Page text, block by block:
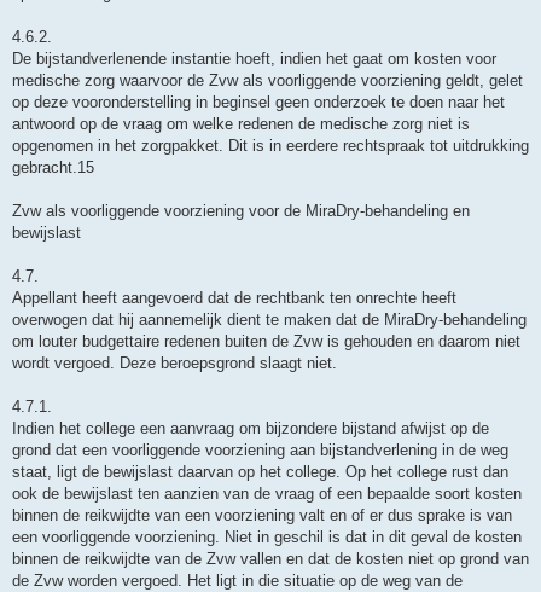
4.6.2.
De bijstandverlenende instantie hoeft, indien het gaat om kosten voor
medische zorg waarvoor de Zvw als voorliggende voorziening geldt, gelet
op deze vooronderstelling in beginsel geen onderzoek te doen naar het
antwoord op de vraag om welke redenen de medische zorg niet is
opgenomen in het zorgpakket. Dit is in eerdere rechtspraak tot uitdrukking
gebracht.15
Zvw als voorliggende voorziening voor de MiraDry-behandeling en
bewijslast
4.7.
Appellant heeft aangevoerd dat de rechtbank ten onrechte heeft
overwogen dat hij aannemelijk dient te maken dat de MiraDry-behandeling
om louter budgettaire redenen buiten de Zvw is gehouden en daarom niet
wordt vergoed. Deze beroepsgrond slaagt niet.
4.7.1.
Indien het college een aanvraag om bijzondere bijstand afwijst op de
grond dat een voorliggende voorziening aan bijstandverlening in de weg
staat, ligt de bewijslast daarvan op het college. Op het college rust dan
ook de bewijslast ten aanzien van de vraag of een bepaalde soort kosten
binnen de reikwijdte van een voorziening valt en of er dus sprake is van
een voorliggende voorziening. Niet in geschil is dat in dit geval de kosten
binnen de reikwijdte van de Zvw vallen en dat de kosten niet op grond van
de Zvw worden vergoed. Het ligt in die situatie op de weg van de